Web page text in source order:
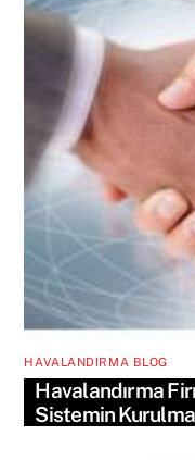
HAVALANDIRMA BLOG
Havalandırma
Sistemin